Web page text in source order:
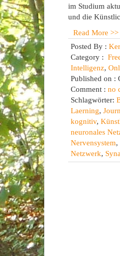
im Studium
und die
Read More >>
Posted By :
Category :
Intelligenz,
Published on :
Comment : no
Schlagwörter:
Laerning,
kognitiv,
neuronales
Nervensystem,
Netzwerk,